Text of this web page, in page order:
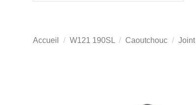
Accueil W121 190SL Caoutchouc